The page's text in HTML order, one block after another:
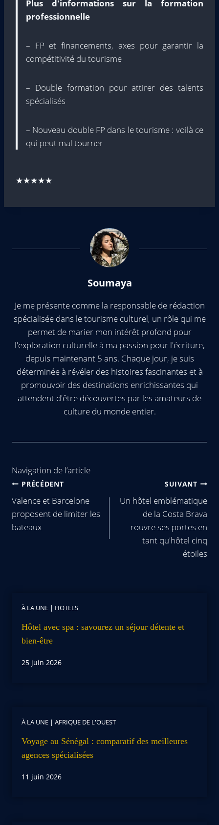
Plus d'informations sur la formation
professionnelle
– FP et financements, axes pour garantir la
compétitivité du tourisme
– Double formation pour attirer des talents
spécialisés
– Nouveau double FP dans le tourisme : voilà ce
qui peut mal tourner
★★★★★
Soumaya
Je me présente comme la responsable de rédaction
spécialisée dans le tourisme culturel, un rôle qui me
permet de marier mon intérêt profond pour
l'exploration culturelle à ma passion pour l'écriture,
depuis maintenant 5 ans. Chaque jour, je suis
déterminée à révéler des histoires fascinantes et à
promouvoir des destinations enrichissantes qui
attendent d'être découvertes par les amateurs de
culture du monde entier.
Navigation de l’article
PRÉCÉDENT
Valence et Barcelone
proposent de limiter les
bateaux
SUIVANT
Un hôtel emblématique
de la Costa Brava
rouvre ses portes en
tant qu'hôtel cinq
étoiles
À LA UNE | HOTELS
Hôtel avec spa : savourez un séjour détente et
bien-être
25 juin 2026
À LA UNE | AFRIQUE DE L'OUEST
Voyage au Sénégal : comparatif des meilleures
agences spécialisées
11 juin 2026